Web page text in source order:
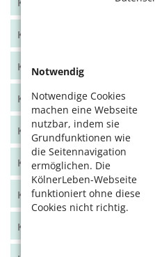
Notwendig
Notwendige Cookies
machen eine Webseite
nutzbar, indem sie
Grundfunktionen wie
die Seitennavigation
ermöglichen. Die
KölnerLeben-Webseite
funktioniert ohne diese
Cookies nicht richtig.
KölnerLeben Feb/März 2021
KölnerLeben Dez 20/Jan 21
KölnerLeben Okt/Nov 2020
KölnerLeben Aug/Sept 2020
KölnerLeben Juni/Juli 2020
KölnerLeben April/Mai 2020
KölnerLeben Feb/März 2020